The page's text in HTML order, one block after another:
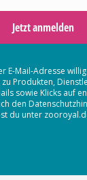
Jetzt anmelden
E-Mail-Adresse
Produkten,
sowie Klicks auf
den
du unter